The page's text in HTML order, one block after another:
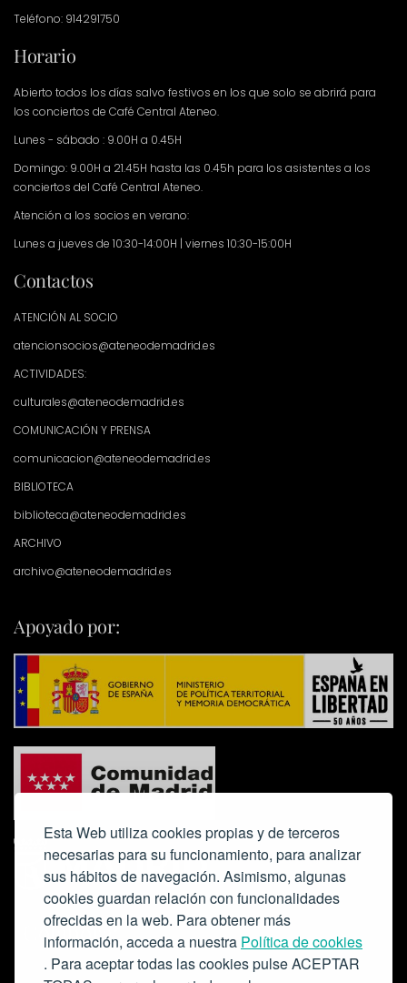
Esta Web utiliza cookies propias y de terceros
necesarias para su funcionamiento, para analizar
sus hábitos de navegación. Asimismo, algunas
cookies guardan relación con funcionalidades
ofrecidas en la web. Para obtener más
información, acceda a nuestra Política de cookies
. Para aceptar todas las cookies pulse ACEPTAR
Teléfono: 914291750
Horario
Abierto todos los días salvo festivos en los que solo se abrirá para
los conciertos de Café Central Ateneo.
Lunes - sábado : 9.00H a 0.45H
Domingo: 9.00H a 21.45H hasta las 0.45h para los asistentes a los
conciertos del Café Central Ateneo.
Atención a los socios en verano:
Lunes a jueves de 10:30-14:00H | viernes 10:30-15:00H
Contactos
ATENCIÓN AL SOCIO
atencionsocios@ateneodemadrid.es
ACTIVIDADES:
culturales@ateneodemadrid.es
COMUNICACIÓN Y PRENSA
comunicacion@ateneodemadrid.es
BIBLIOTECA
biblioteca@ateneodemadrid.es
ARCHIVO
archivo@ateneodemadrid.es
Apoyado por:
Colabora: